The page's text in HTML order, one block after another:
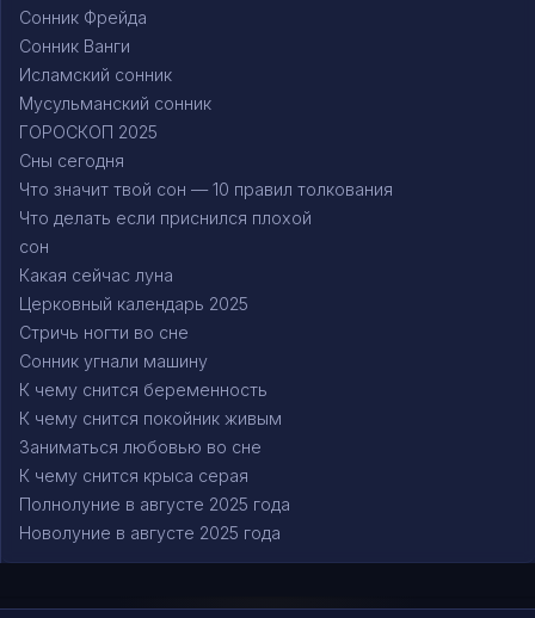
Сонник Фрейда
Сонник Ванги
Исламский сонник
Мусульманский сонник
ГОРОСКОП 2025
Сны сегодня
Что значит твой сон — 10 правил толкования
Что делать если приснился плохой
сон
Какая сейчас луна
Церковный календарь 2025
Стричь ногти во сне
Сонник угнали машину
К чему снится беременность
К чему снится покойник живым
Заниматься любовью во сне
К чему снится крыса серая
Полнолуние в августе 2025 года
Новолуние в августе 2025 года